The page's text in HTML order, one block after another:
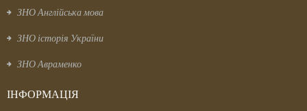
ЗНО Англійська мова
ЗНО історія України
ЗНО Авраменко
ІНФОРМАЦІЯ